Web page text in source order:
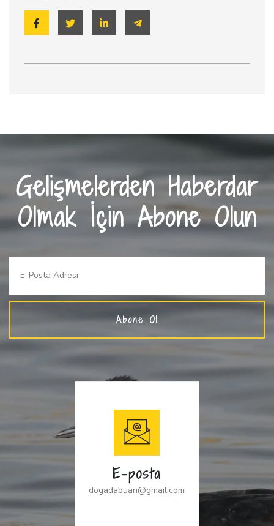
Gelişmelerden Haberdar
Olmak İçin Abone Olun
Abone Ol
E-posta
dogadabuan@gmail.com